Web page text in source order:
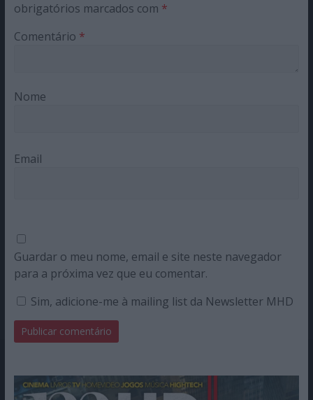
obrigatórios marcados com *
Comentário *
Nome
Email
Guardar o meu nome, email e site neste navegador
para a próxima vez que eu comentar.
Sim, adicione-me à mailing list da Newsletter MHD